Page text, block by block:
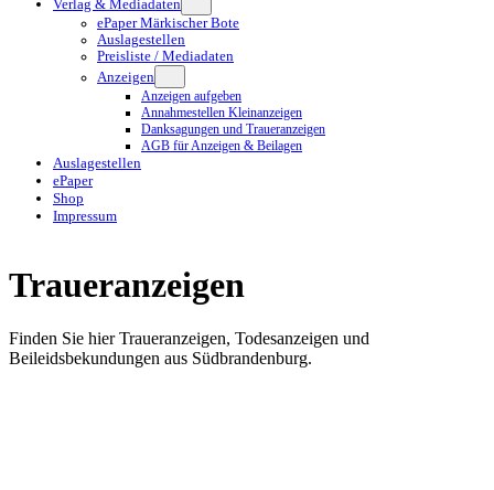
Verlag & Mediadaten
ePaper Märkischer Bote
Auslagestellen
Preisliste / Mediadaten
Anzeigen
Anzeigen aufgeben
Annahmestellen Kleinanzeigen
Danksagungen und Traueranzeigen
AGB für Anzeigen & Beilagen
Auslagestellen
ePaper
Shop
Impressum
Traueranzeigen
Finden Sie hier Traueranzeigen, Todesanzeigen und
Beileidsbekundungen aus Südbrandenburg.